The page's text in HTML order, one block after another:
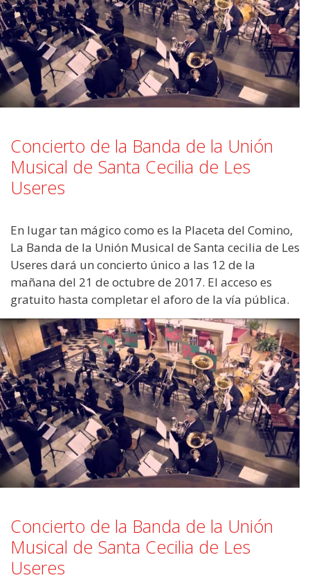
Concierto de la Banda de la Unión
Musical de Santa Cecilia de Les
Useres
En lugar tan mágico como es la Placeta del Comino,
La Banda de la Unión Musical de Santa cecilia de Les
Useres dará un concierto único a las 12 de la
mañana del 21 de octubre de 2017. El acceso es
gratuito hasta completar el aforo de la vía pública.
Concierto de la Banda de la Unión
Musical de Santa Cecilia de Les
Useres